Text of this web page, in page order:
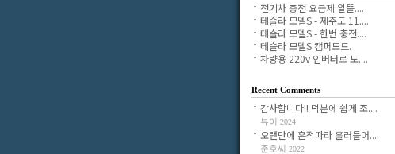
전기차 충전 요금제 알뜰....
테슬라 모델S - 제주도 11....
테슬라 모델S - 한번 충전....
테슬라 모델S 캠퍼모드.
차량용 220v 인버터로 노....
Recent Comments
감사합니다!! 덕분에 쉽게 조....
뷰이 2024
오랜만에 흔적따라 흘러들어....
준호씨 2022